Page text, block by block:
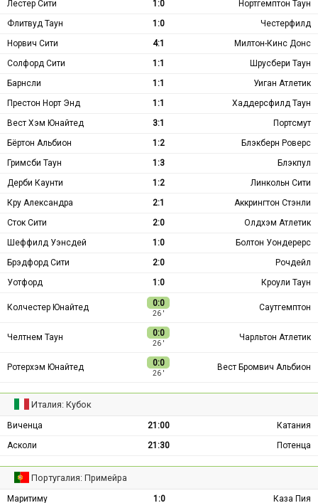
Лестер Сити
1:0
Нортгемптон Таун
Флитвуд Таун
1:0
Честерфилд
Норвич Сити
4:1
Милтон-Кинс Донс
Солфорд Сити
1:1
Шрусбери Таун
Барнсли
1:1
Уиган Атлетик
Престон Норт Энд
1:1
Хаддерсфилд Таун
Вест Хэм Юнайтед
3:1
Портсмут
Бёртон Альбион
1:2
Блэкберн Роверс
Гримсби Таун
1:3
Блэкпул
Дерби Каунти
1:2
Линкольн Сити
Кру Александра
2:1
Аккрингтон Стэнли
Сток Сити
2:0
Олдхэм Атлетик
Шеффилд Уэнсдей
1:0
Болтон Уондерерс
Брэдфорд Сити
2:0
Рочдейл
Уотфорд
1:0 Кроули Таун
Колчестер Юнайтед 0:0
26 ′
Саутгемптон
Челтнем Таун 0:0
26 ′
Чарльтон Атлетик
Ротерхэм Юнайтед 0:0
26 ′
Вест Бромвич Альбион
Италия: Кубок
Виченца 21:00
Катания
Асколи
21:30 Потенца
Португалия: Примейра
Маритиму 1:0 Каза Пия